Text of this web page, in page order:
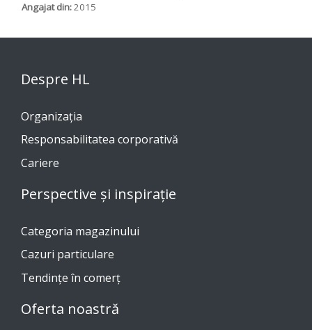
Angajat din:2015
Despre HL
Organizația
Responsabilitatea corporativă
Cariere
Perspective și inspirație
Categoria magazinului
Cazuri particulare
Tendinţe în comerţ
Oferta noastră